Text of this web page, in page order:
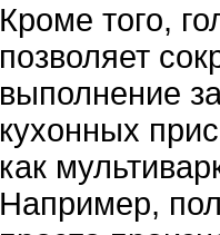
Кроме того,
позволяет
выполнение
кухонных
как
Например,